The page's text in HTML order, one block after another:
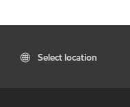
Select location